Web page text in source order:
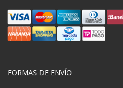
FORMAS DE ENVÍO